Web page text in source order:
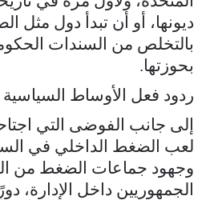
ديونها، أو أن تبدأ دول مثل
بالتخلص من السندات
بحوزتها.
ردود فعل الأوساط السياسية
إلى جانب الفوضى التي
لعب الضغط الداخلي في
وجهود جماعات الضغط من
الجمهوريين داخل الإدارة،